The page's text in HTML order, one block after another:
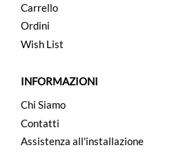
INFORMAZIONI
Chi Siamo
Contatti
Assistenza all'installazione
Carrello
Ordini
Wish List